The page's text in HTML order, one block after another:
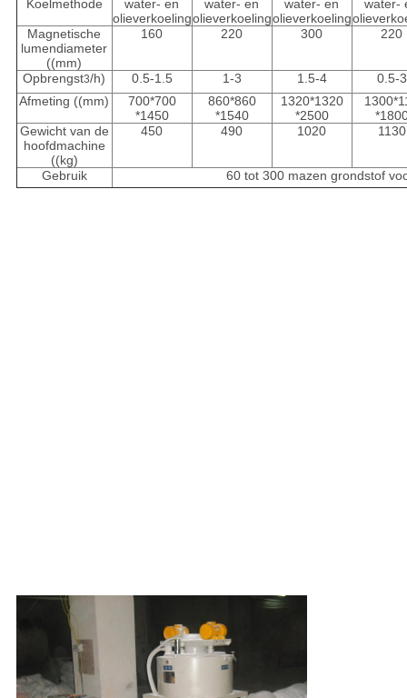
Koelmethode
water- en
olieverkoeling
water- en
olieverkoeling
water- en
olieverkoeling
water-
Magnetische
lumendiameter
((mm)
160 220 300 220
Opbrengst3/h) 0.5-1.5 1-3 1.5-4
0.5-3
Afmeting ((mm)
700*700
*1450
860*860
*1540
1320*1320
*2500
Gewicht van de
hoofdmachine
((kg)
450 490 1020 1130
Gebruik 60 tot 300 mazen grondstof